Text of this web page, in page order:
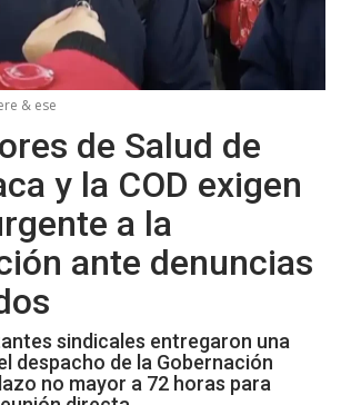
& ese
de Salud de
y la COD exigen
a la
ante denuncias
sindicales entregaron una
despacho de la Gobernación
no mayor a 72 horas para